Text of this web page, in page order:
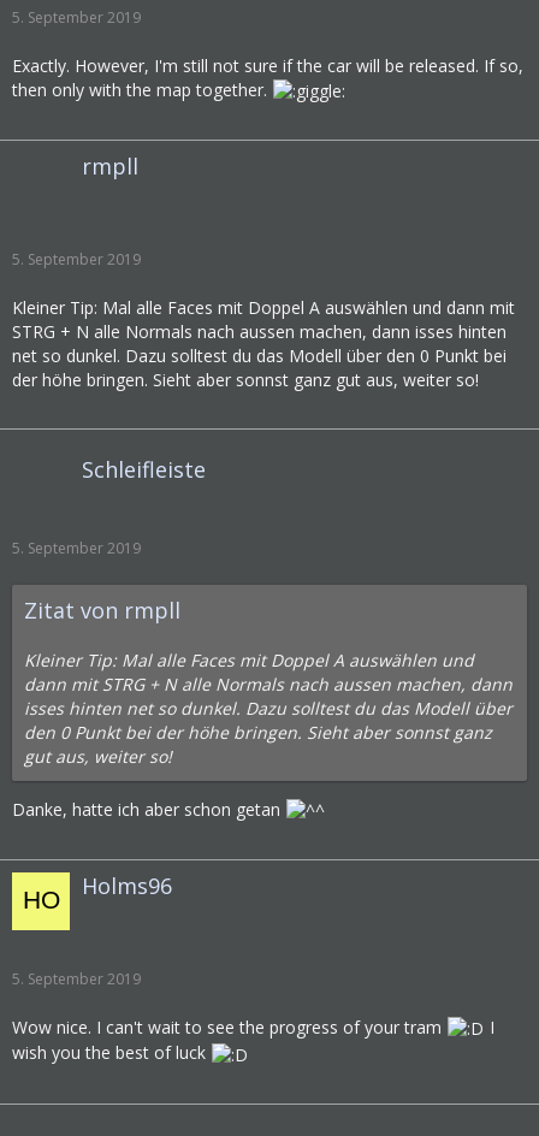
5. September 2019
Exactly. However, I'm still not sure if the car will be released. If so,
then only with the map together.
rmpll
5. September 2019
Kleiner Tip: Mal alle Faces mit Doppel A auswählen und dann mit
STRG + N alle Normals nach aussen machen, dann isses hinten
net so dunkel. Dazu solltest du das Modell über den 0 Punkt bei
der höhe bringen. Sieht aber sonnst ganz gut aus, weiter so!
Schleifleiste
5. September 2019
Zitat von rmpll
Kleiner Tip: Mal alle Faces mit Doppel A auswählen und
dann mit STRG + N alle Normals nach aussen machen, dann
isses hinten net so dunkel. Dazu solltest du das Modell über
den 0 Punkt bei der höhe bringen. Sieht aber sonnst ganz
gut aus, weiter so!
Danke, hatte ich aber schon getan
Holms96
5. September 2019
Wow nice. I can't wait to see the progress of your tram
I
wish you the best of luck